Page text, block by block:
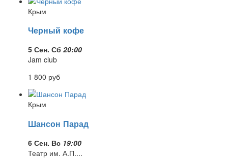
Крым
Черный кофе
5 Сен. Сб 20:00
Jam club
1 800 руб
Крым
Шансон Парад
6 Сен. Вс 19:00
Театр им. А.П....